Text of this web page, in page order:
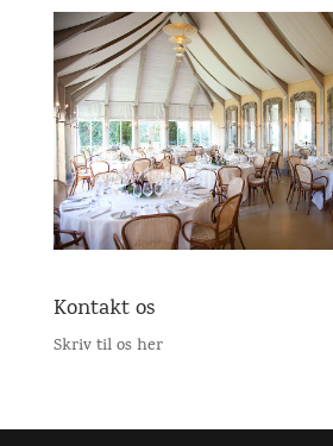
Kontakt os
Skriv til os her